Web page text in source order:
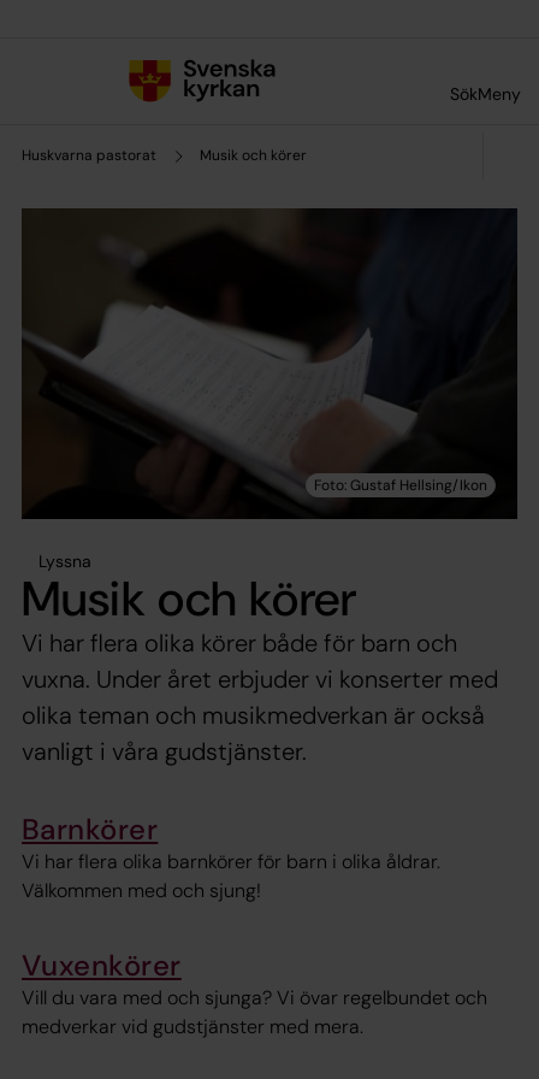
SökMeny
Huskvarna pastorat Musik och körer
Lyssna
Musik och körer
Vi har flera olika körer både för barn och
vuxna. Under året erbjuder vi konserter med
olika teman och musikmedverkan är också
vanligt i våra gudstjänster.
Barnkörer
Vi har flera olika barnkörer för barn i olika åldrar.
Välkommen med och sjung!
Vuxenkörer
Vill du vara med och sjunga? Vi övar regelbundet och
medverkar vid gudstjänster med mera.